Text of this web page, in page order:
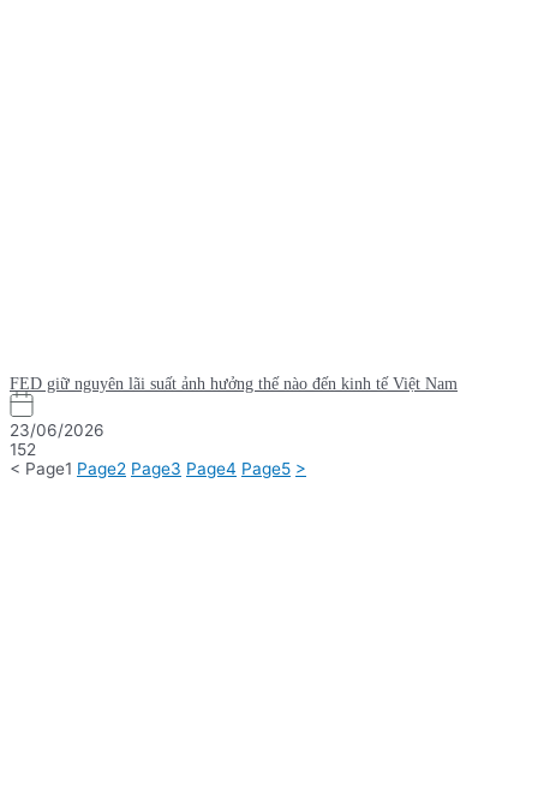
FED giữ nguyên lãi suất ảnh hưởng thế nào đến kinh tế Việt Nam
23/06/2026
152
< Page1 Page2 Page3 Page4 Page5 >